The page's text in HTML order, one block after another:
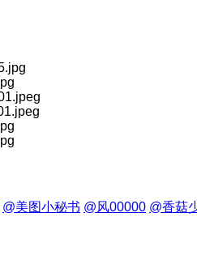
@美图小秘书 @风00000 @香菇